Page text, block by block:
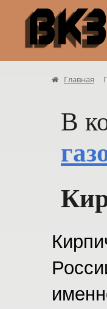
Главная
В